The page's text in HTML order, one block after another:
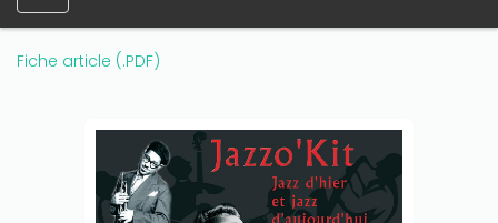
Fiche article (.PDF)